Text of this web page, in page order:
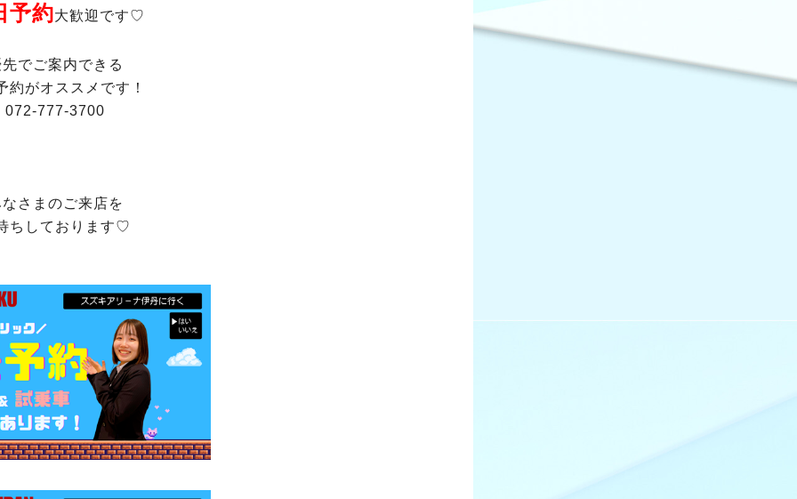
予約大歓迎です♡
でご案内できる
約がオススメです！
072-777-3700
さまのご来店を
ちしております♡